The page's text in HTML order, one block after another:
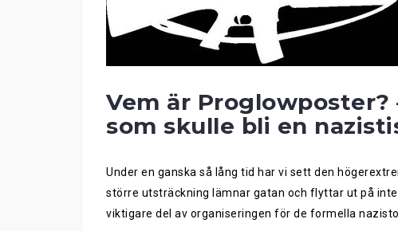
Vem är Proglowposter?
som skulle bli en
Under en ganska så lång tid har vi sett den
större utsträckning lämnar gatan och flyttar ut på
viktigare del av organiseringen för de formella